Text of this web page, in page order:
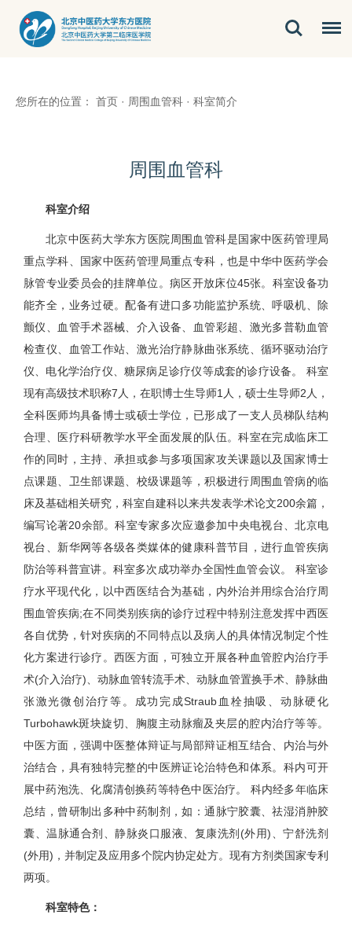
您所在的位置： 首页 · 周围血管科 · 科室简介
周围血管科
科室介绍
北京中医药大学东方医院周围血管科是国家中医药管理局
重点学科、国家中医药管理局重点专科，也是中华中医药学会
脉管专业委员会的挂牌单位。病区开放床位45张。科室设备功
能齐全，业务过硬。配备有进口多功能监护系统、呼吸机、除
颤仪、血管手术器械、介入设备、血管彩超、激光多普勒血管
检查仪、血管工作站、激光治疗静脉曲张系统、循环驱动治疗
仪、电化学治疗仪、糖尿病足诊疗仪等成套的诊疗设备。 科室
现有高级技术职称7人，在职博士生导师1人，硕士生导师2人，
全科医师均具备博士或硕士学位，已形成了一支人员梯队结构
合理、医疗科研教学水平全面发展的队伍。科室在完成临床工
作的同时，主持、承担或参与多项国家攻关课题以及国家博士
点课题、卫生部课题、校级课题等，积极进行周围血管病的临
床及基础相关研究，科室自建科以来共发表学术论文200余篇，
编写论著20余部。科室专家多次应邀参加中央电视台、北京电
视台、新华网等各级各类媒体的健康科普节目，进行血管疾病
防治等科普宣讲。科室多次成功举办全国性血管会议。 科室诊
疗水平现代化，以中西医结合为基础，内外治并用综合治疗周
围血管疾病;在不同类别疾病的诊疗过程中特别注意发挥中西医
各自优势，针对疾病的不同特点以及病人的具体情况制定个性
化方案进行诊疗。西医方面，可独立开展各种血管腔内治疗手
术(介入治疗)、动脉血管转流手术、动脉血管置换手术、静脉曲
张激光微创治疗等。成功完成Straub血栓抽吸、动脉硬化
Turbohawk斑块旋切、胸腹主动脉瘤及夹层的腔内治疗等等。
中医方面，强调中医整体辩证与局部辩证相互结合、内治与外
治结合，具有独特完整的中医辨证论治特色和体系。科内可开
展中药泡洗、化腐清创换药等特色中医治疗。 科内经多年临床
总结，曾研制出多种中药制剂，如：通脉宁胶囊、祛湿消肿胶
囊、温脉通合剂、静脉炎口服液、复康洗剂(外用)、宁舒洗剂
(外用)，并制定及应用多个院内协定处方。现有方剂类国家专利
两项。
科室特色：